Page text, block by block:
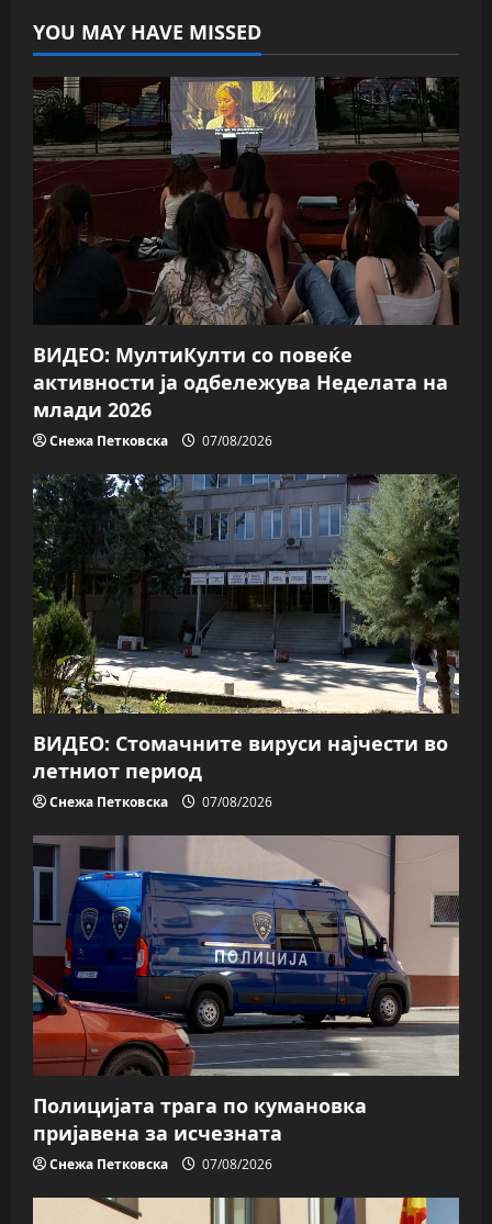
YOU MAY HAVE MISSED
ВИДЕО: МултиКулти со повеќе
активности ја одбележува Неделата на
млади 2026
Снежа Петковска 07/08/2026
ВИДЕО: Стомачните вируси најчести во
летниот период
Снежа Петковска 07/08/2026
Полицијата трага пo кумановка
пријавена за исчезната
Снежа Петковска 07/08/2026